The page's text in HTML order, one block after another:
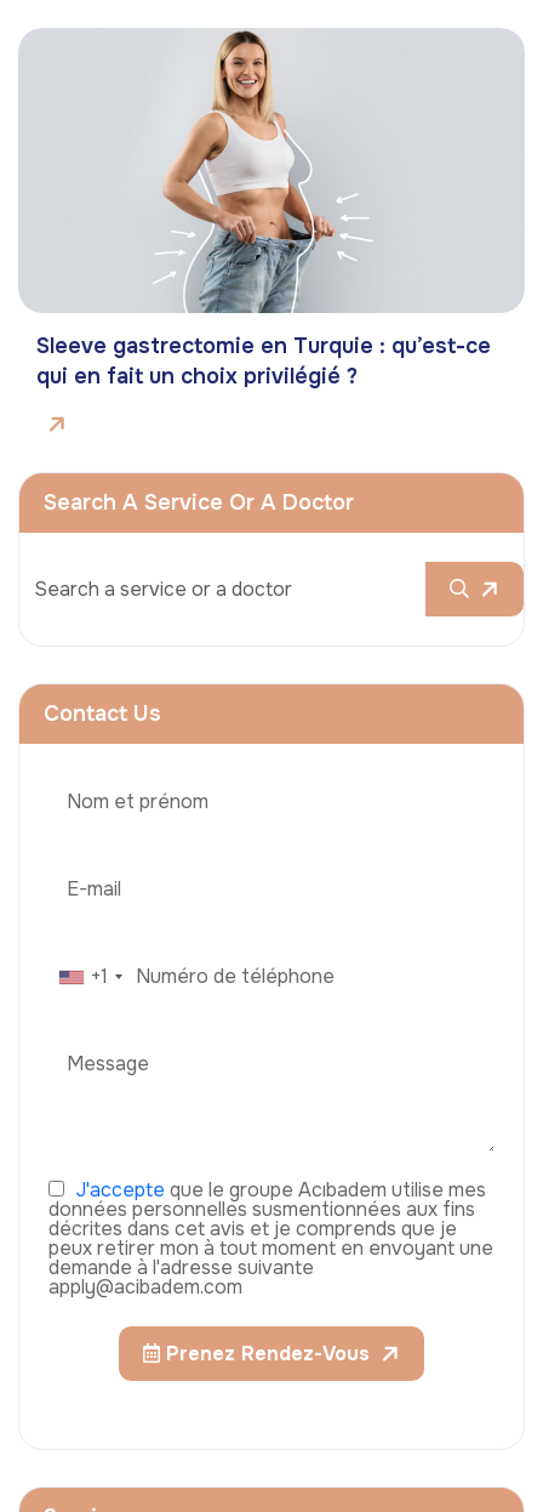
Sleeve gastrectomie en Turquie : qu’est-ce
qui en fait un choix privilégié ?
Search A Service Or A Doctor
Contact Us
+1
J'accepte que le groupe Acıbadem utilise mes
données personnelles susmentionnées aux fins
décrites dans cet avis et je comprends que je
peux retirer mon à tout moment en envoyant une
demande à l'adresse suivante
apply@acibadem.com
Prenez Rendez-Vous